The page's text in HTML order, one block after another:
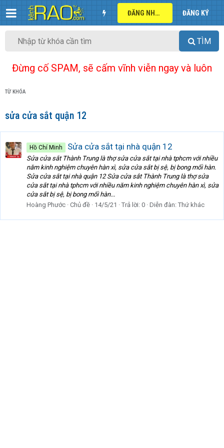
ĐĂNG NHẬP ĐĂNG KÝ
TÌM
Đừng cố SPAM, sẽ cấm vĩnh viễn ngay và luôn
TỪ KHÓA
sửa cửa sắt quận 12
Hồ Chí Minh Sửa cửa sắt tại nhà quận 12
Sửa cửa sắt Thành Trung là thợ sửa cửa sắt tại nhà tphcm với nhiều
năm kinh nghiệm chuyên hàn xì, sửa cửa sắt bị sệ, bị bong mối hàn.
Sửa cửa sắt tại nhà quận 12 Sửa cửa sắt Thành Trung là thợ sửa
cửa sắt tại nhà tphcm với nhiều năm kinh nghiệm chuyên hàn xì, sửa
cửa sắt bị sệ, bị bong mối hàn...
Hoàng Phước Chủ đề 14/5/21 Trả lời: 0 Diễn đàn: Thứ khác